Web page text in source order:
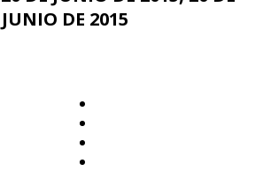
JUNIO DE 2015